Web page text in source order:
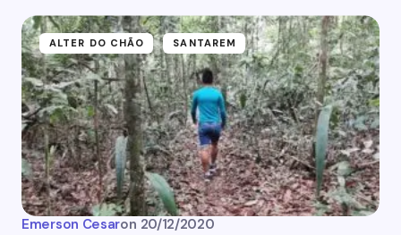
ALTER DO CHÃO SANTAREM
Emerson Cesaron 20/12/2020